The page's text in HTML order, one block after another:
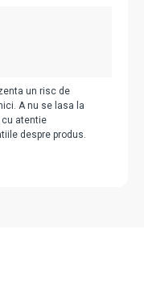
un risc de
A nu se lasa la
cu atentie
despre produs.